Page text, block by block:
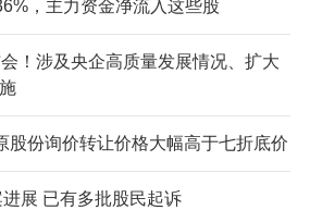
，主力资金净流入这些股
会！涉及央企高质量发展情况、扩大
股份询价转让价格大幅高于七折底价
展 已有多批股民起诉